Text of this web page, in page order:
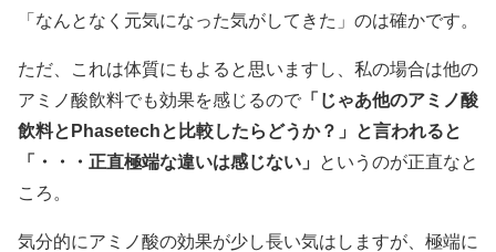
「なんとなく元気になった気がしてきた」のは確かです。
ただ、これは体質にもよると思いますし、私の場合は他の
アミノ酸飲料でも効果を感じるので 「じゃあ他のアミノ酸
飲料とPhasetechと比較したらどうか？」と言われると
「・・・正直極端な違いは感じない」
というのが正直なと
ころ。
気分的にアミノ酸の効果が少し長い気はしますが、極端に